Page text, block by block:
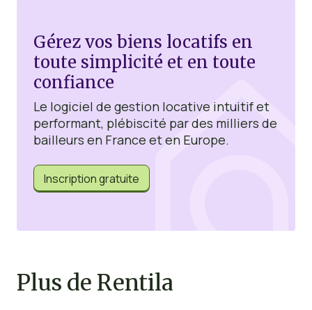
Gérez vos biens locatifs en
toute simplicité et en toute
confiance
Le logiciel de gestion locative intuitif et
performant, plébiscité par des milliers de
bailleurs en France et en Europe.
Inscription gratuite
Plus de Rentila